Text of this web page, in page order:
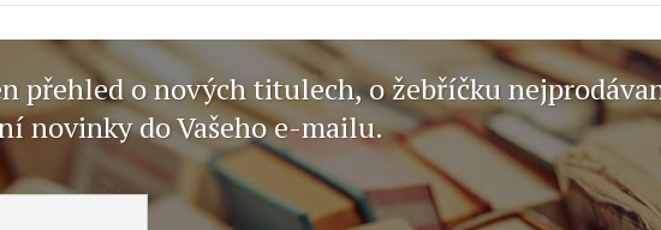
přehled o nových titulech, o žebříčku
novinky do Vašeho e-mailu.